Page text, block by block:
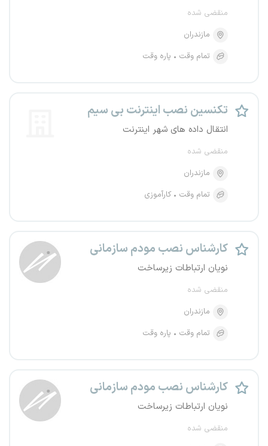
منقضی شده
مازندران
تمام وقت
پاره وقت
تکنسین نصب اینترنت بی سیم
انتقال داده های شهر اینترنت
منقضی شده
مازندران
تمام وقت
کارآموزی
کارشناس نصب مودم سازمانی
نویان ارتباطات زیرساخت
منقضی شده
مازندران
تمام وقت
پاره وقت
کارشناس نصب مودم سازمانی
نویان ارتباطات زیرساخت
منقضی شده